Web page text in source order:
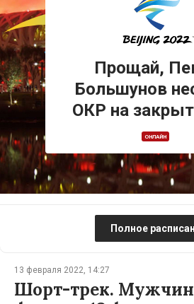
Прощай,
Большунов
ОКР на
ОНЛАЙН
Полное
13 февраля 2022, 14:27
Шорт-трек.